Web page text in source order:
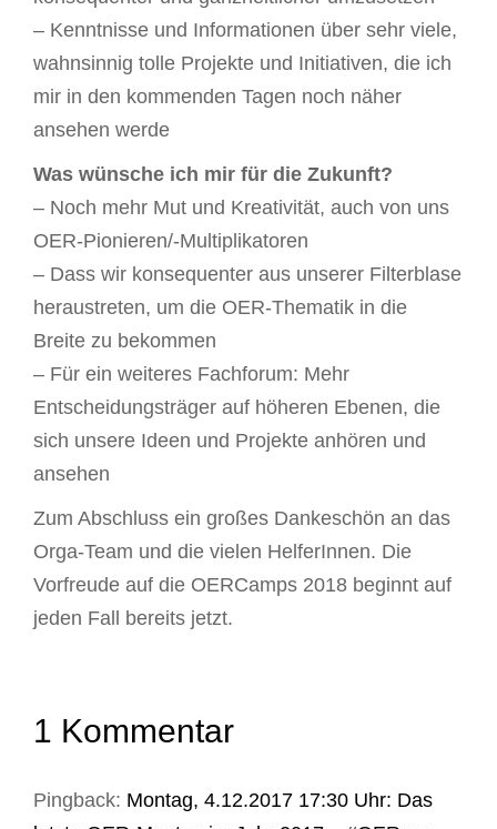
– Kenntnisse und Informationen über sehr viele,
wahnsinnig tolle Projekte und Initiativen, die ich
mir in den kommenden Tagen noch näher
ansehen werde
Was wünsche ich mir für die Zukunft?
– Noch mehr Mut und Kreativität, auch von uns
OER-Pionieren/-Multiplikatoren
– Dass wir konsequenter aus unserer Filterblase
heraustreten, um die OER-Thematik in die
Breite zu bekommen
– Für ein weiteres Fachforum: Mehr
Entscheidungsträger auf höheren Ebenen, die
sich unsere Ideen und Projekte anhören und
ansehen
Zum Abschluss ein großes Dankeschön an das
Orga-Team und die vielen HelferInnen. Die
Vorfreude auf die OERCamps 2018 beginnt auf
jeden Fall bereits jetzt.
1 Kommentar
Pingback: Montag, 4.12.2017 17:30 Uhr: Das